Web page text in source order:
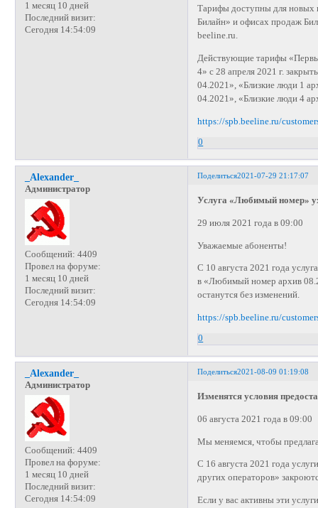
1 месяц 10 дней
Последний визит:
Сегодня 14:54:09
Тарифы доступны для новых
Билайн» и офисах продаж
beeline.ru.
Действующие тарифы
4» с 28 апреля 2021 г.
04.2021», «Близкие люди 1
04.2021», «Близкие люди 4
https://spb.beeline.ru/
0
Поделиться2021-07-29 21:17:07
_Alexander_
Администратор
Сообщений: 4409
Провел на форуме:
1 месяц 10 дней
Последний визит:
Сегодня 14:54:09
Услуга «Любимый номер»
29 июля 2021 года в 09:00
Уважаемые абоненты!
С 10 августа 2021 года
в «Любимый номер архив
останутся без изменений.
https://spb.beeline.ru/
0
Поделиться2021-08-09 01:19:08
_Alexander_
Администратор
Сообщений: 4409
Провел на форуме:
1 месяц 10 дней
Последний визит:
Сегодня 14:54:09
Изменятся условия
06 августа 2021 года в 09:00
Мы меняемся, чтобы
С 16 августа 2021 года
других операторов»
Если у вас активны эти